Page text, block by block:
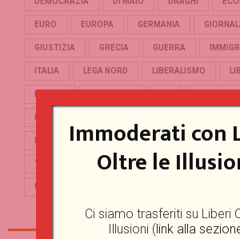
EURO EUROPA GERMANIA
GIUSTIZIA GRECIA GUERRA
ITALIA LEGA NORD LIBERALISMO
SALVINI SCUOLA STORIA
TRUMP TURCHIA UCRAINA UE
UNIONE EUROPEA
Immoderati con
Oltre le
Ci siamo trasferiti su Liberi
Illusioni (link alla